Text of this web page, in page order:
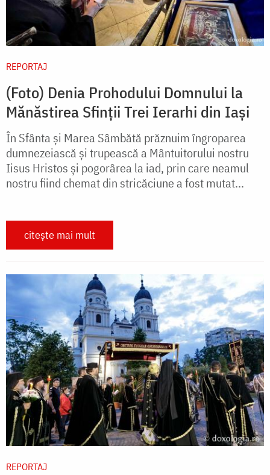
REPORTAJ
(Foto) Denia Prohodului Domnului la
Mănăstirea Sfinții Trei Ierarhi din Iași
În Sfânta și Marea Sâmbătă prăznuim îngroparea
dumnezeiască și trupească a Mântuitorului nostru
Iisus Hristos și pogorârea la iad, prin care neamul
nostru fiind chemat din stricăciune a fost mutat...
citește mai mult
REPORTAJ